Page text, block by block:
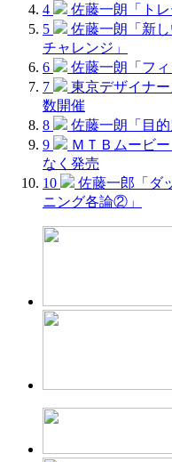
4
佐藤一朗「トレ
5
佐藤一朗「新
チャレンジ」
6
佐藤一朗「フ
7
東京デザイナ
数開催
8
佐藤一朗「目
9
ＭＴＢムービ
なく発売
10
佐藤一郎「ダ
ニング各論②」